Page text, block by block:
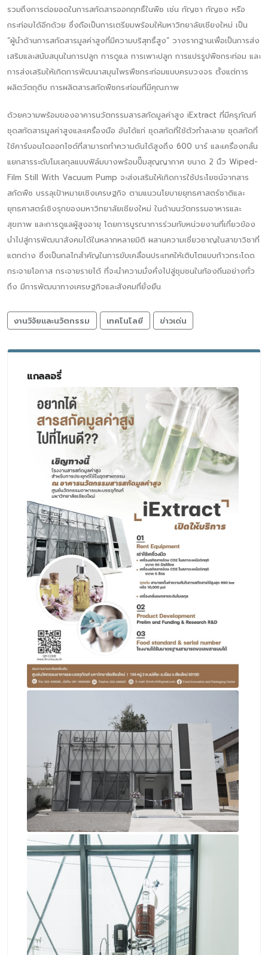
รวมถึงการต่อยอดในการสกัดสารออกฤทธิ์ในพืช เช่น กัญชา กัญชง หรือ
กระท่อมได้อีกด้วย ซึ่งถือเป็นการเตรียมพร้อมให้มหาวิทยาลัยเชียงใหม่ เป็น
“ผู้นำด้านการสกัดสารมูลค่าสูงที่มีความบริสุทธิ์สูง” วางรากฐานเพื่อเป็นการส่ง
เสริมและสนับสนุนในการปลูก การดูแล การเพาะปลูก การแปรรูปพืชกระท่อม และ
การส่งเสริมให้เกิดการพัฒนาสมุนไพรพืชกระท่อมแบบครบวงจร ตั้งแต่การ
ผลิตวัตถุดิบ การผลิตสารสกัดพืชกระท่อมที่มีคุณภาพ
ด้วยความพร้อมของอาคารนวัตกรรมสารสกัดมูลค่าสูง iExtract ที่มีครุภัณฑ์
ชุดสกัดสารมูลค่าสูงและเครื่องมือ อันได้แก่ ชุดสกัดที่ใช้ตัวทำละลาย ชุดสกัดที่
ใช้คาร์บอนไดออกไซด์ที่สามารถทำความดันได้สูงถึง 600 บาร์ และเครื่องกลั่น
แยกสารระดับโมเลกุลแบบฟิล์มบางพร้อมปั๊มสุญญากาศ ขนาด 2 นิ้ว Wiped-
Film Still With Vacuum Pump จะส่งเสริมให้เกิดการใช้ประโยชน์จากสาร
สกัดพืช บรรลุเป้าหมายเชิงเศรษฐกิจ ตามแนวนโยบายยุทธศาสตร์ชาติและ
ยุทธศาสตร์เชิงรุกของมหาวิทยาลัยเชียงใหม่ ในด้านนวัตกรรมอาหารและ
สุขภาพ และการดูแลผู้สูงอายุ โดยการบูรณาการร่วมกับหน่วยงานที่เกี่ยวข้อง
นำไปสู่การพัฒนาสังคมได้ในหลากหลายมิติ ผสานความเชี่ยวชาญในสาขาวิชาที่
แตกต่าง ซึ่งเป็นกลไกสำคัญในการขับเคลื่อนประเทศให้เติบโตแบบก้าวกระโดด
กระจายโอกาส กระจายรายได้ ที่จะนำความมั่งคั่งไปสู่ชุมชนในท้องถิ่นอย่างทั่ว
ถึง มีการพัฒนาทางเศรษฐกิจและสังคมที่ยั่งยืน
งานวิจัยและนวัตกรรม เทคโนโลยี ข่าวเด่น
แกลลอรี่